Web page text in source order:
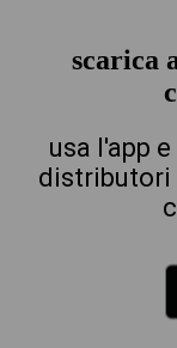
scarica
usa l'app
distributori